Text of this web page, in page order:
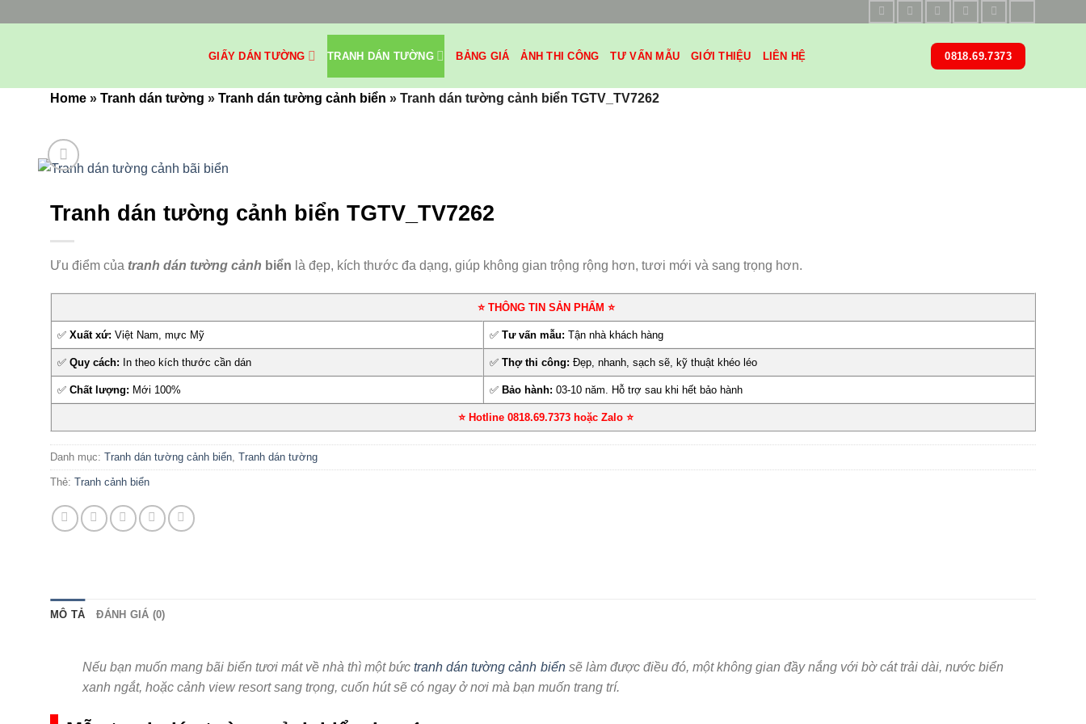
GIẤY DÁN TƯỜNG TRANH DÁN TƯỜNG BẢNG GIÁ ẢNH THI CÔNG TƯ VẤN MẪU GIỚI THIỆU LIÊN HỆ 0818.69.7373
Home » Tranh dán tường » Tranh dán tường cảnh biển » Tranh dán tường cảnh biển TGTV_TV7262
Tranh dán tường cảnh biển TGTV_TV7262
Ưu điểm của tranh dán tường cảnh biển là đẹp, kích thước đa dạng, giúp không gian trộng rộng hơn, tươi mới và sang trọng hơn.
⭐ THÔNG TIN SẢN PHẨM ⭐
✅Xuất xứ: Việt Nam, mực Mỹ ✅Tư vấn mẫu: Tận nhà khách hàng
✅Quy cách: In theo kích thước cần dán ✅Thợ thi công: Đẹp, nhanh, sạch sẽ, kỹ thuật khéo léo
✅Chất lượng: Mới 100% ✅ Bảo hành: 03-10 năm. Hỗ trợ sau khi hết bảo hành
⭐ Hotline 0818.69.7373 hoặc Zalo ⭐
Danh mục: Tranh dán tường cảnh biển Tranh dán tường
Thẻ: Tranh cảnh biển
MÔ TẢ ĐÁNH GIÁ (0)
Nếu bạn muốn mang bãi biển tươi mát về nhà thì một bứctranh dán tường cảnh biểnsẽ làm được điều đó, một không gian đầy nắng với bờ cát trải dài, nước biển
xanh ngắt, hoặc cảnh view resort sang trọng, cuốn hút sẽ có ngay ở nơi mà bạn muốn trang trí.